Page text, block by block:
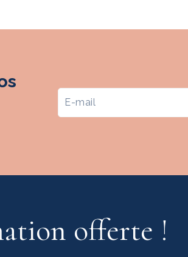
offerte !